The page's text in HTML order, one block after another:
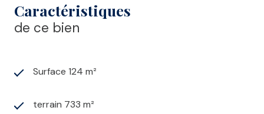
Caractéristiques
de ce bien
Surface 124 m²
terrain 733 m²